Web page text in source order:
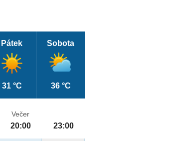
Pátek
31 °C
Sobota
36 °C
Večer
20:00 23:00